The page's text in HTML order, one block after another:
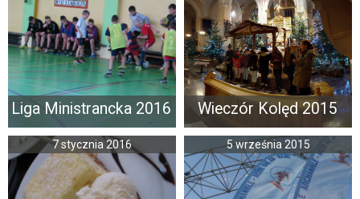
Liga Ministrancka 2016 Wieczór Kolęd 2015
7 stycznia 2016 5 września 2015